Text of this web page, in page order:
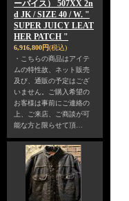
ーバイス） 507XX 2n
d JK / SIZE 40 / W. "
SUPER JUICY LEAT
HER PATCH "
6,916,800円(税込)
・こちらの商品はアイテ
ムの特性故、ネット販売
及び、通販の予定はござ
いません。ご購入希望の
お客様は事前にご連絡の
上、ご来店、ご商談が可
能な方と限らせて頂…